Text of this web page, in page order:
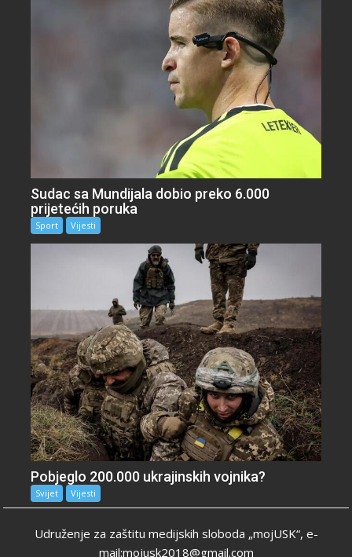
Sudac sa Mundijala dobio preko 6.000
prijetećih poruka
Sport Vijesti
Pobjeglo 200.000 ukrajinskih vojnika?
Svijet Vijesti
Udruženje za zaštitu medijskih sloboda „mojUSK“, e-
mail:mojusk2018@gmail.com